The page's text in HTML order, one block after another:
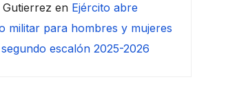
en Ejército abre
militar para hombres y mujeres
escalón 2025-2026